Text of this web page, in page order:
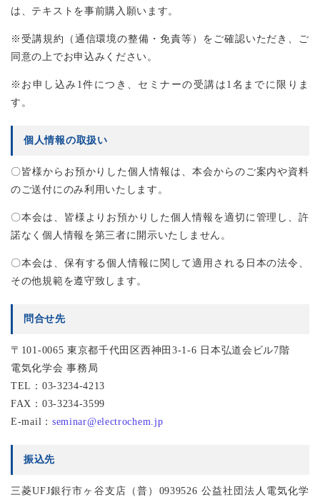
は、テキストを事前購入願います。
※受講規約（通信環境の整備・免責等）をご確認いただき、ご
同意の上でお申込みください。
※お申し込み1件につき、セミナーの受講は1名までに限りま
す。
個人情報の取扱い
〇皆様からお預かりした個人情報は、本会からのご案内や資料
のご送付にのみ利用いたします。
〇本会は、皆様よりお預かりした個人情報を適切に管理し、許
諾なく個人情報を第三者に開示いたしません。
〇本会は、保有する個人情報に関して適用される日本の法令、
その他規範を遵守致します。
問合せ先
〒101-0065 東京都千代田区西神田3-1-6 日本弘道会ビル7階
電気化学会 事務局
TEL：03-3234-4213
FAX：03-3234-3599
E-mail： seminar@electrochem.jp
振込先
三菱UFJ銀行市ヶ谷支店（普）0939526 公益社団法人電気化学